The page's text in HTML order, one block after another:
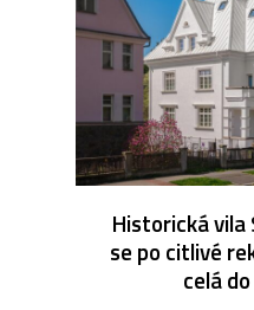
Historická vila
se po citlivé
celá